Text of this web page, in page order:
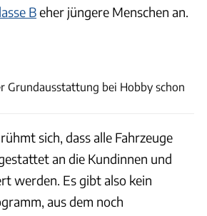
Beher jüngere Menschen an.
Grundausstattung bei Hobby schon
sich, dass alle Fahrzeuge
an die Kundinnen und
werden. Es gibt also kein
aus dem noch